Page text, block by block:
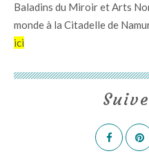
Baladins du Miroir et Arts
monde à la Citadelle de
ici